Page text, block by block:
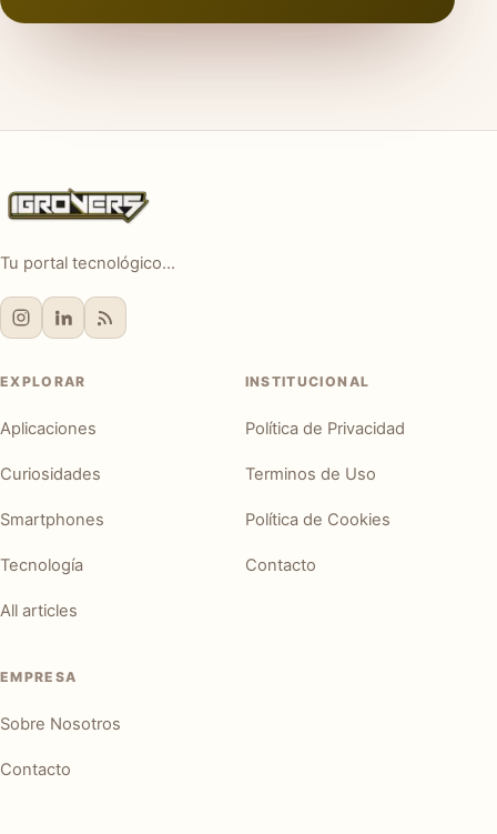
Tu portal tecnológico...
EXPLORAR
Aplicaciones
Curiosidades
Smartphones
Tecnología
All articles
INSTITUCIONAL
Política de Privacidad
Terminos de Uso
Política de Cookies
Contacto
EMPRESA
Sobre Nosotros
Contacto